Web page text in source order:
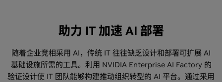
助力 IT 加速 AI 部署
随着企业竞相采用 AI，传统 IT 往往缺乏设计和部署可扩展 AI
基础设施所需的工具。利用 NVIDIA Enterprise AI Factory 的
验证设计使 IT 团队能够构建推动组织转型的 AI 平台。通过采用